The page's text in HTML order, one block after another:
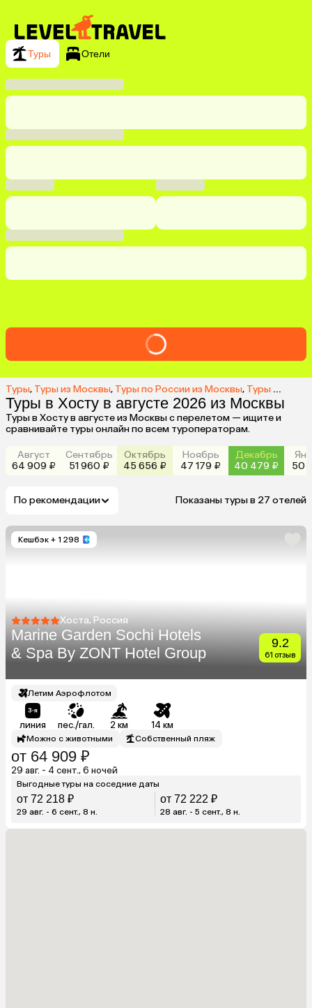
Туры Отели
Туры, Туры из Москвы, Туры по России из Москвы, Туры в Хосту из Москвы
Туры в Хосту в августе 2026 из Москвы
Туры в Хосту в августе из Москвы с перелетом — ищите и
сравнивайте туры онлайн по всем туроператорам.
Август
64 909 ₽
Сентябрь
51 960 ₽
Октябрь
45 656 ₽
Ноябрь
47 179 ₽
Декабрь
40 479 ₽
50
По рекомендации Показаны туры в 27 отелей
Кешбэк + 1 298
Хоста, Россия
Marine Garden Sochi Hotels
& Spa By ZONT Hotel Group
9.2
61 отзыв
Летим Аэрофлотом
линия пес./гал. 2 км 14 км
Можно с животными Собственный пляж
от 64 909 ₽
29 авг. - 4 сент., 6 ночей
Выгодные туры на соседние даты
от 72 218 ₽
29 авг. - 6 сент., 8 н.
от 72 222 ₽
28 авг. - 5 сент., 8 н.